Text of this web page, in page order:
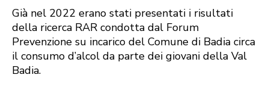
Già nel 2022 erano stati presentati i risultati
della ricerca RAR condotta dal Forum
Prevenzione su incarico del Comune di Badia circa
il consumo d’alcol da parte dei giovani della Val
Badia.